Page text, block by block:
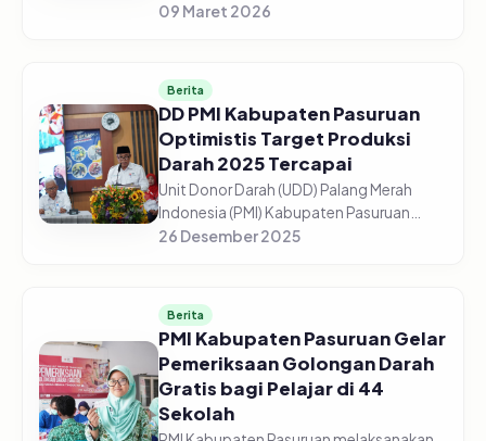
(Rakor) Pengendalian Inflasi Daerah dari
09 Maret 2026
Berita
DD PMI Kabupaten Pasuruan
Optimistis Target Produksi
Darah 2025 Tercapai
Unit Donor Darah (UDD) Palang Merah
Indonesia (PMI) Kabupaten Pasuruan
optimistis target produksi darah tahun
dar...
26 Desember 2025
Berita
PMI Kabupaten Pasuruan Gelar
Pemeriksaan Golongan Darah
Gratis bagi Pelajar di 44
Sekolah